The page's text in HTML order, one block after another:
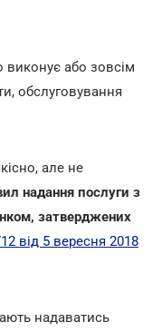
виконує або зовсім
обслуговування
але не
надання послуги з
затверджених
від 5 вересня 2018
надаватись